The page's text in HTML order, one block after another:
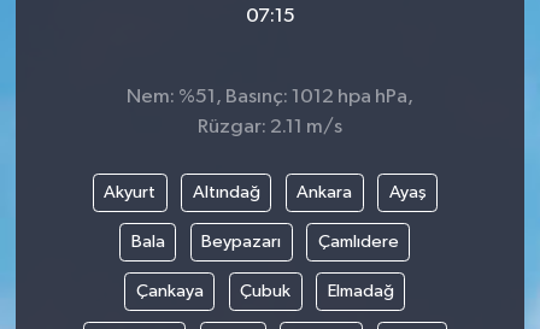
07:15
Nem: %51, Basınç: 1012 hpa hPa,
Rüzgar: 2.11 m/s
Akyurt Altındağ Ankara Ayaş
Bala Beypazarı Çamlıdere
Çankaya Çubuk Elmadağ